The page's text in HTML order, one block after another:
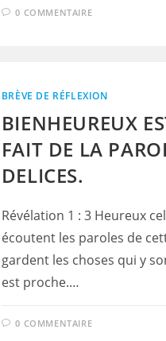
0 COMMENTAIRE
BRÈVE DE RÉFLEXION
BIENHEUREUX
FAIT DE LA
DELICES.
Révélation 1 : 3 Heureux
écoutent les paroles de
gardent les choses qui y
est proche.…
0 COMMENTAIRE